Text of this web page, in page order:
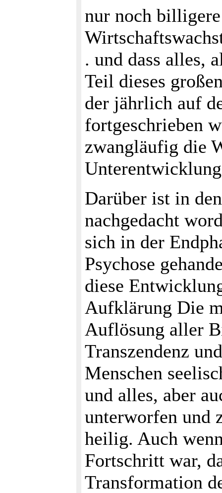
nur noch
. und dass alles,
Teil dieses
der jährlich auf
fortgeschrieben
zwangläufig die
Darüber ist in
nachgedacht
sich in der
Psychose
diese
Aufklärung Die
Auflösung aller
Transzendenz
Menschen
und alles, aber
unterworfen und
heilig. Auch
Fortschritt war,
Transformation